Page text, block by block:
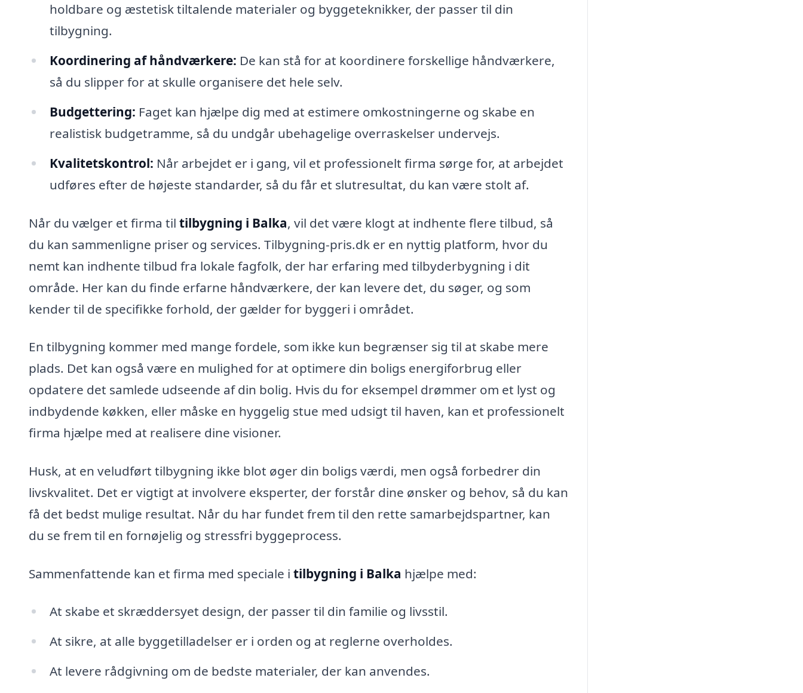
holdbare og æstetisk tiltalende materialer og byggeteknikker, der passer til din
tilbygning.
Koordinering af håndværkere: De kan stå for at koordinere forskellige håndværkere,
så du slipper for at skulle organisere det hele selv.
Budgettering: Faget kan hjælpe dig med at estimere omkostningerne og skabe en
realistisk budgetramme, så du undgår ubehagelige overraskelser undervejs.
Kvalitetskontrol: Når arbejdet er i gang, vil et professionelt firma sørge for, at arbejdet
udføres efter de højeste standarder, så du får et slutresultat, du kan være stolt af.
Når du vælger et firma til tilbygning i Balka, vil det være klogt at indhente flere tilbud, så
du kan sammenligne priser og services. Tilbygning-pris.dk er en nyttig platform, hvor du
nemt kan indhente tilbud fra lokale fagfolk, der har erfaring med tilbyderbygning i dit
område. Her kan du finde erfarne håndværkere, der kan levere det, du søger, og som
kender til de specifikke forhold, der gælder for byggeri i området.
En tilbygning kommer med mange fordele, som ikke kun begrænser sig til at skabe mere
plads. Det kan også være en mulighed for at optimere din boligs energiforbrug eller
opdatere det samlede udseende af din bolig. Hvis du for eksempel drømmer om et lyst og
indbydende køkken, eller måske en hyggelig stue med udsigt til haven, kan et professionelt
firma hjælpe med at realisere dine visioner.
Husk, at en veludført tilbygning ikke blot øger din boligs værdi, men også forbedrer din
livskvalitet. Det er vigtigt at involvere eksperter, der forstår dine ønsker og behov, så du kan
få det bedst mulige resultat. Når du har fundet frem til den rette samarbejdspartner, kan
du se frem til en fornøjelig og stressfri byggeprocess.
Sammenfattende kan et firma med speciale i tilbygning i Balka hjælpe med:
At skabe et skræddersyet design, der passer til din familie og livsstil.
At sikre, at alle byggetilladelser er i orden og at reglerne overholdes.
At levere rådgivning om de bedste materialer, der kan anvendes.